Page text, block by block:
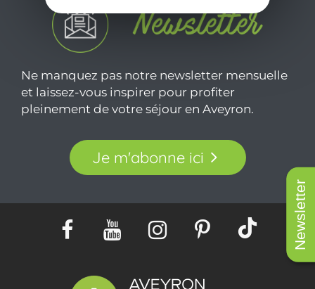
Newsletter
Ne manquez pas notre newsletter mensuelle
et laissez-vous inspirer pour profiter
pleinement de votre séjour en Aveyron.
Je m'abonne ici